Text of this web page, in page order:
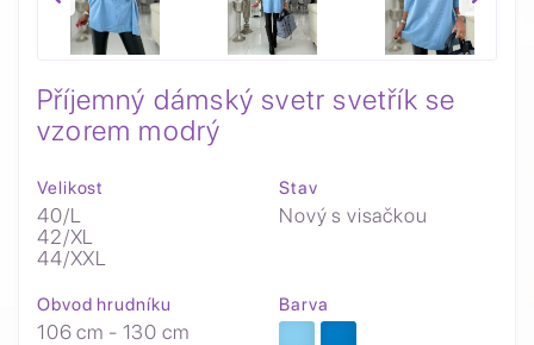
Příjemný dámský svetr svetřík se
vzorem modrý
Velikost
40/L
42/XL
44/XXL
Stav
Nový s visačkou
Obvod hrudníku
106 cm - 130 cm
Barva